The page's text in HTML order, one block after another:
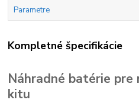
Parametre
Kompletné špecifikácie
Náhradné batérie pre
kitu